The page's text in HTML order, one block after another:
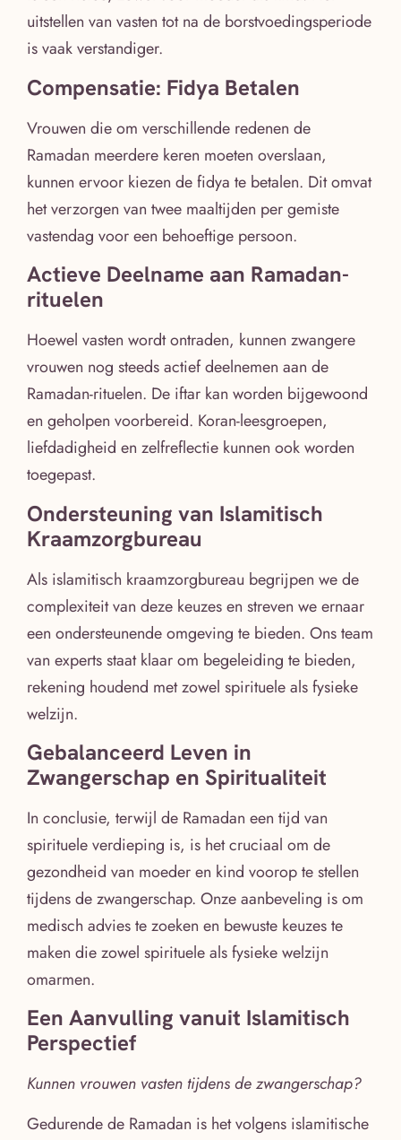
uitstellen van vasten tot na de borstvoedingsperiode
is vaak verstandiger.
Compensatie: Fidya Betalen
Vrouwen die om verschillende redenen de
Ramadan meerdere keren moeten overslaan,
kunnen ervoor kiezen de fidya te betalen. Dit omvat
het verzorgen van twee maaltijden per gemiste
vastendag voor een behoeftige persoon.
Actieve Deelname aan Ramadan-
rituelen
Hoewel vasten wordt ontraden, kunnen zwangere
vrouwen nog steeds actief deelnemen aan de
Ramadan-rituelen. De iftar kan worden bijgewoond
en geholpen voorbereid. Koran-leesgroepen,
liefdadigheid en zelfreflectie kunnen ook worden
toegepast.
Ondersteuning van Islamitisch
Kraamzorgbureau
Als islamitisch kraamzorgbureau begrijpen we de
complexiteit van deze keuzes en streven we ernaar
een ondersteunende omgeving te bieden. Ons team
van experts staat klaar om begeleiding te bieden,
rekening houdend met zowel spirituele als fysieke
welzijn.
Gebalanceerd Leven in
Zwangerschap en Spiritualiteit
In conclusie, terwijl de Ramadan een tijd van
spirituele verdieping is, is het cruciaal om de
gezondheid van moeder en kind voorop te stellen
tijdens de zwangerschap. Onze aanbeveling is om
medisch advies te zoeken en bewuste keuzes te
maken die zowel spirituele als fysieke welzijn
omarmen.
Een Aanvulling vanuit Islamitisch
Perspectief
Kunnen vrouwen vasten tijdens de zwangerschap?
Gedurende de Ramadan is het volgens islamitische